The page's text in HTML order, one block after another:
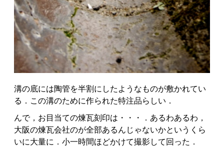
溝の底には陶管を半割にしたようなものが敷かれてい
る．この溝のために作られた特注品らしい．
んで，お目当ての煉瓦刻印は・・・．あるわあるわ，
大阪の煉瓦会社のが全部あるんじゃないかというくら
いに大量に．小一時間ほどかけて撮影して回った．